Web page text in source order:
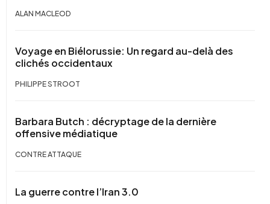
ALAN MACLEOD
Voyage en Biélorussie: Un regard au-delà des
clichés occidentaux
PHILIPPE STROOT
Barbara Butch : décryptage de la dernière
offensive médiatique
CONTRE ATTAQUE
La guerre contre l’Iran 3.0